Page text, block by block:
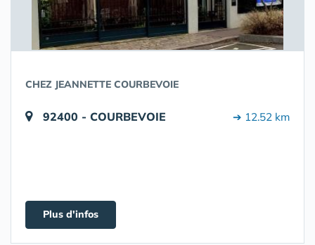
CHEZ JEANNETTE COURBEVOIE
92400 - COURBEVOIE ➔ 12.52 km
Plus d'infos